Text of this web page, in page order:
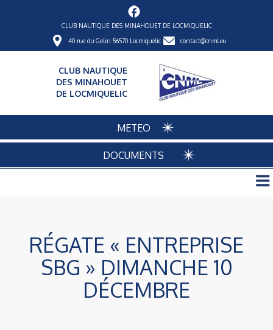
CLUB NAUTIQUE DES MINAHOUET DE LOCMIQUELIC
40 rue du Gelin 56570 Locmiquelic contact@cnml.eu
CLUB NAUTIQUE
DES MINAHOUET
DE LOCMIQUELIC
METEO
DOCUMENTS
RÉGATE « ENTREPRISE
SBG » DIMANCHE 10
DÉCEMBRE